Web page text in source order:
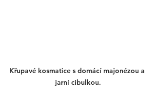
Křupavé kosmatice s domácí majonézou a
jarní cibulkou.